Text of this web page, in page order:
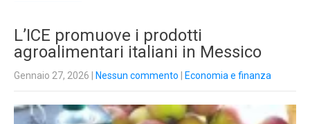
L’ICE promuove i prodotti
agroalimentari italiani in Messico
Gennaio 27, 2026 Nessun commento Economia e finanza